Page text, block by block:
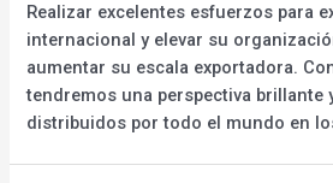
Realizar excelentes esfuerzos para
internacional y elevar su
aumentar su escala exportadora.
tendremos una perspectiva brillante
distribuidos por todo el mundo en